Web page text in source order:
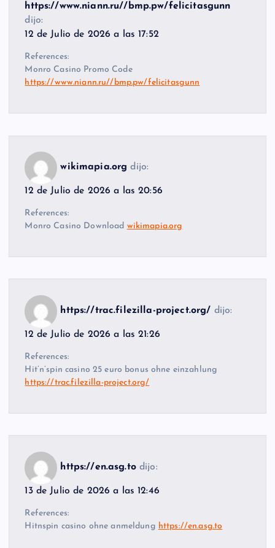
https://www.niann.ru//bmp.pw/felicitasgunn
dijo:
12 de Julio de 2026 a las 17:52
References:
Monro Casino Promo Code
https://www.niann.ru//bmp.pw/felicitasgunn
wikimapia.org dijo:
12 de Julio de 2026 a las 20:56
References:
Monro Casino Download wikimapia.org
https://trac.filezilla-project.org/ dijo:
12 de Julio de 2026 a las 21:26
References:
Hit’n’spin casino 25 euro bonus ohne einzahlung
https://trac.filezilla-project.org/
https://en.asg.to dijo:
13 de Julio de 2026 a las 12:46
References:
Hitnspin casino ohne anmeldung https://en.asg.to